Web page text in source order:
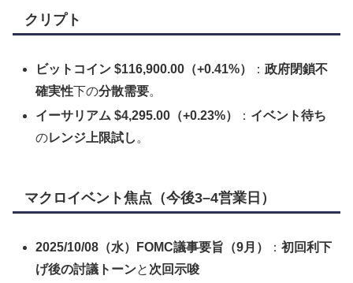
クリプト
ビットコイン $116,900.00（+0.41%） ：政府閉鎖不
確実性下の分散需要。
イーサリアム $4,295.00（+0.23%）
： イベント待ち
のレンジ上限試し 。
マクロイベント焦点（今後3–4営業日）
2025/10/08（水）FOMC議事要旨（9月） ：初回利下
げ後の討議トーンと 次回示唆